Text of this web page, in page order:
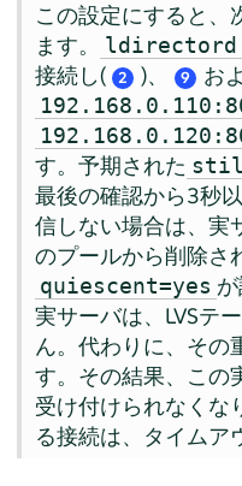
この設定にすると、
ます。
ldirectord
接続し(
2 )、 9 お
す。予期された
最後の確認から3秒
信しない場合は、実
のプールから削除さ
quiescent=yes
実サーバは、LVSテ
ん。代わりに、その
す。その結果、この
受け付けられなくな
る接続は、タイムア